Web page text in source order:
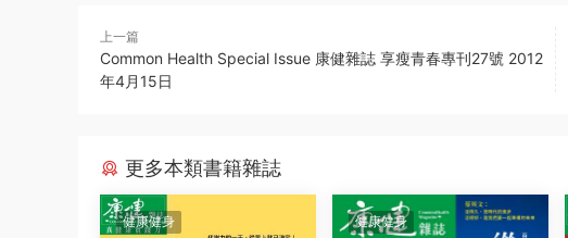
上一篇
Common Health Special Issue 康健雜誌 享瘦青春專刊27號 2012
年4月15日
更多本類書籍雜誌
健康健身 健康健身